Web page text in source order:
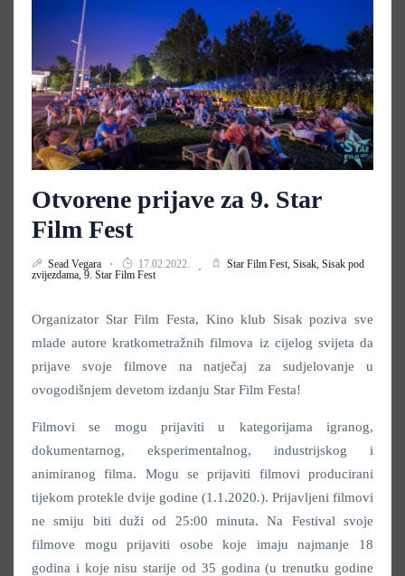
Otvorene prijave za 9. Star
Film Fest
Sead Vegara 17.02.2022. Star Film Fest, Sisak, Sisak pod
zvijezdama, 9. Star Film Fest
Organizator Star Film Festa, Kino klub Sisak poziva sve
mlade autore kratkometražnih filmova iz cijelog svijeta da
prijave svoje filmove na natječaj za sudjelovanje u
ovogodišnjem devetom izdanju Star Film Festa!
Filmovi se mogu prijaviti u kategorijama igranog,
dokumentarnog, eksperimentalnog, industrijskog i
animiranog filma. Mogu se prijaviti filmovi producirani
tijekom protekle dvije godine (1.1.2020.). Prijavljeni filmovi
ne smiju biti duži od 25:00 minuta. Na Festival svoje
filmove mogu prijaviti osobe koje imaju najmanje 18
godina i koje nisu starije od 35 godina (u trenutku godine